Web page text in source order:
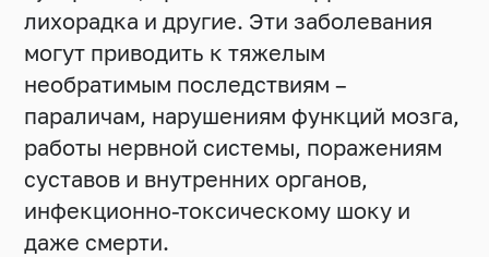
лихорадка и другие. Эти заболевания
могут приводить к тяжелым
необратимым последствиям –
параличам, нарушениям функций мозга,
работы нервной системы, поражениям
суставов и внутренних органов,
инфекционно-токсическому шоку и
даже смерти.